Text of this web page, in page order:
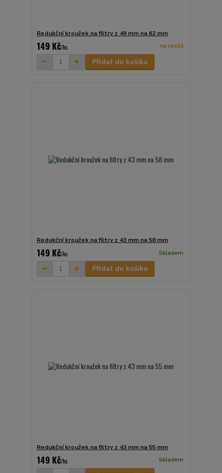
Redukční kroužek na filtry z 49 mm na 62 mm
149 Kč/ks na cestě
Přidat do košíku
Redukční kroužek na filtry z 43 mm na 58 mm
149 Kč/ks Skladem
Přidat do košíku
Redukční kroužek na filtry z 43 mm na 55 mm
149 Kč/ks Skladem